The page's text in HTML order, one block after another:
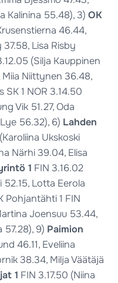
Kalinina 55.48), 3)OK
46.44,
Lisa Risby
(Silja Kauppinen
Niittynen 36.48,
1 NOR 3.14.50
Vik 51.27, Oda
56.32), 6) Lahden
Ukskoski
Närhi 39.04, Elisa
1 FIN 3.16.02
52.15, Lotta Eerola
Pohjantähti 1 FIN
Joensuu 53.44,
57.28), 9) Paimion
46.11, Eveliina
38.34, Milja Väätäjä
1 FIN 3.17.50 (Niina